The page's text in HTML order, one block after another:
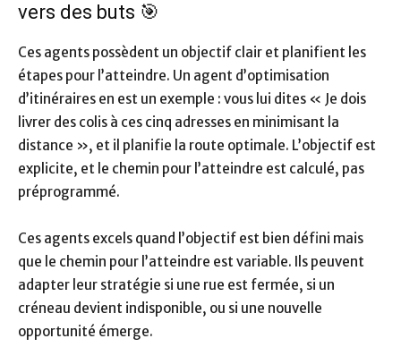
vers des buts 🎯
Ces agents possèdent un objectif clair et planifient les
étapes pour l’atteindre. Un agent d’optimisation
d’itinéraires en est un exemple : vous lui dites « Je dois
livrer des colis à ces cinq adresses en minimisant la
distance », et il planifie la route optimale. L’objectif est
explicite, et le chemin pour l’atteindre est calculé, pas
préprogrammé.
Ces agents excels quand l’objectif est bien défini mais
que le chemin pour l’atteindre est variable. Ils peuvent
adapter leur stratégie si une rue est fermée, si un
créneau devient indisponible, ou si une nouvelle
opportunité émerge.